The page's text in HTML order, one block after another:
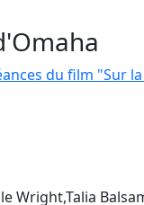
du film "Sur
Wright,Talia